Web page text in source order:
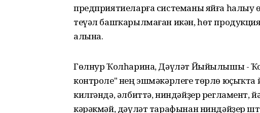
предприятиеларға системаны яйға һалыу
теүәл башҡарылмаған икән, һөт
алына.
Гөлнур Ҡолһарина, Дәүләт Йыйылышы -
контроле" нең эшмәкәрлеге төрлө
килгәндә, әлбиттә, ниндәйҙер регламент,
кәрәкмәй, дәүләт тарафынан ниндәйҙер